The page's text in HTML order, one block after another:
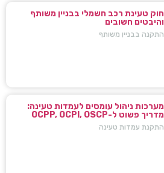
חוק טעינת רכב חשמלי בבניין משותף
והיבטים חשובים
התקנה בבניין משותף
מערכות ניהול עומסים לעמדות טעינה:
מדריך פשוט ל-OCPP, OCPI, OSCP
התקנת עמדות טעינה